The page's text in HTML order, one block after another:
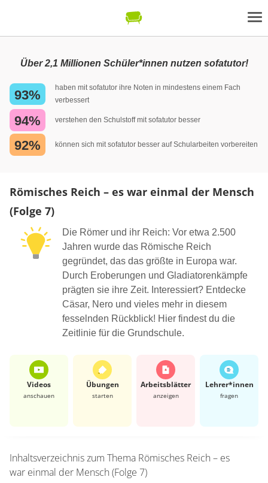
Über 2,1 Millionen Schüler*innen nutzen sofatutor!
93%
haben mit sofatutor ihre Noten in mindestens einem Fach
verbessert
94% verstehen den Schulstoff mit sofatutor besser
92% können sich mit sofatutor besser auf Schularbeiten vorbereiten
Römisches Reich – es war einmal der Mensch
(Folge 7)
Die Römer und ihr Reich: Vor etwa 2.500
Jahren wurde das Römische Reich
gegründet, das das größte in Europa war.
Durch Eroberungen und Gladiatorenkämpfe
prägten sie ihre Zeit. Interessiert? Entdecke
Cäsar, Nero und vieles mehr in diesem
fesselnden Rückblick! Hier findest du die
Zeitlinie für die Grundschule.
Videos
anschauen
Übungen
starten
Arbeits­blätter
anzeigen
Lehrer*​innen
fragen
Inhaltsverzeichnis zum Thema Römisches Reich – es
war einmal der Mensch (Folge 7)